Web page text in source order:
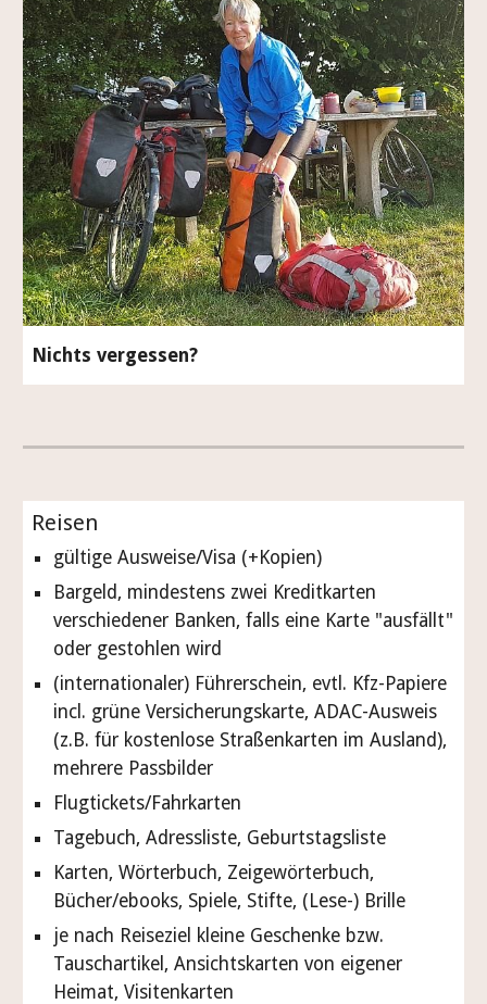
Nichts vergessen?
Reisen
gültige Ausweise/Visa (+Kopien)
Bargeld, mindestens zwei Kreditkarten
verschiedener Banken, falls eine Karte "ausfällt"
oder gestohlen wird
(internationaler) Führerschein, evtl. Kfz-Papiere
incl. grüne Versicherungskarte, ADAC-Ausweis
(z.B. für kostenlose Straßenkarten im Ausland),
mehrere Passbilder
Flugtickets/Fahrkarten
Tagebuch, Adressliste, Geburtstagsliste
Karten, Wörterbuch, Zeigewörterbuch,
Bücher/ebooks, Spiele, Stifte, (Lese-) Brille
je nach Reiseziel kleine Geschenke bzw.
Tauschartikel, Ansichtskarten von eigener
Heimat, Visitenkarten